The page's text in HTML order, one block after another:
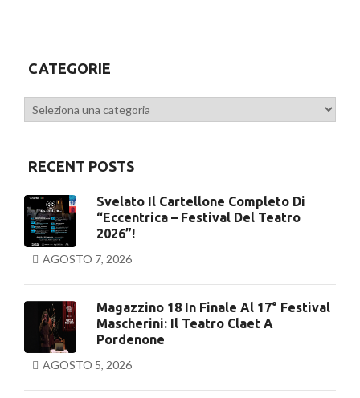
CATEGORIE
Categorie
RECENT POSTS
Svelato Il Cartellone Completo Di
“Eccentrica – Festival Del Teatro
2026”!
AGOSTO 7, 2026
Magazzino 18 In Finale Al 17° Festival
Mascherini: Il Teatro Claet A
Pordenone
AGOSTO 5, 2026